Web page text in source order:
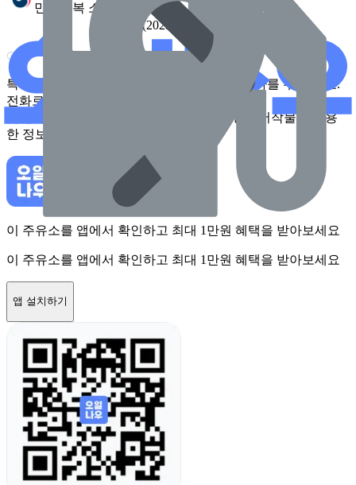
민생회복 소비쿠폰
(2025.7 확인)
특정 시점에 지자체가 수집한 정보로 실제와 다를 수 있어요.
전화로 확인 후 방문하시길 권장드려요.
(공공누리 제1유형에 따라 행정안전부의 공공저작물을 이용
한 정보입니다.)
이 주유소를 앱에서 확인하고 최대 1만원 혜택을 받아보세요
이 주유소를 앱에서 확인하고 최대 1만원 혜택을 받아보세요
앱 설치하기